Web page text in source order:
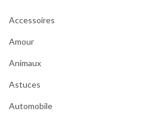
Accessoires
Amour
Animaux
Astuces
Automobile